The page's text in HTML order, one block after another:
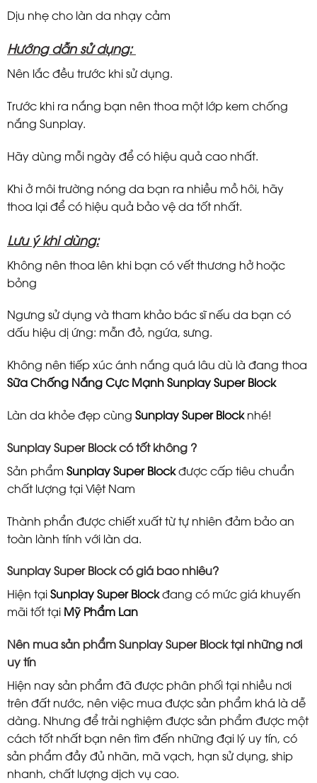
Dịu nhẹ cho làn da nhạy cảm
Hướng dẫn sử dụng:
Nên lắc đều trước khi sử dụng.
Trước khi ra nắng bạn nên thoa một lớp kem chống
nắng Sunplay.
Hãy dùng mỗi ngày để có hiệu quả cao nhất.
Khi ở môi trường nóng da bạn ra nhiều mồ hôi, hãy
thoa lại để có hiệu quả bảo vệ da tốt nhất.
Lưu ý khi dùng:
Không nên thoa lên khi bạn có vết thương hở hoặc
bỏng
Ngưng sử dụng và tham khảo bác sĩ nếu da bạn có
dấu hiệu dị ứng: mẫn đỏ, ngứa, sưng.
Không nên tiếp xúc ánh nắng quá lâu dù là đang thoa
Sữa Chống Nắng Cực Mạnh Sunplay Super Block
Làn da khỏe đẹp cùng Sunplay Super Blocknhé!
Sunplay Super Block có tốt không ?
Sản phẩm Sunplay Super Blockđược cấp tiêu chuẩn
chất lượng tại Việt Nam
Thành phẩn được chiết xuất từ tự nhiên đảm bảo an
toàn lành tính với làn da.
Sunplay Super Block có giá bao nhiêu?
Hiện tạiSunplay Super Blockđang có mức giá khuyến
mãi tốt tại Mỹ Phẩm Lan
Nên mua sản phẩm Sunplay Super Blocktại những nơi
uy tín
Hiện nay sản phẩm đã được phân phối tại nhiều nơi
trên đất nước, nên việc mua được sản phẩm khá là dễ
dàng. Nhưng để trải nghiệm được sản phẩm được một
cách tốt nhất bạn nên tìm đến những đại lý uy tín, có
sản phẩm đầy đủ nhãn, mã vạch, hạn sử dụng, ship
nhanh, chất lượng dịch vụ cao.